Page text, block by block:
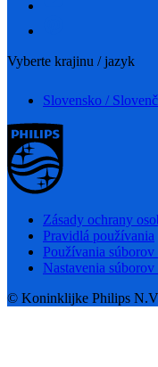
Vyberte krajinu / jazyk
Slovensko /
Zásady ochrany
Pravidlá používania
Používania
Nastavenia
© Koninklijke Philips